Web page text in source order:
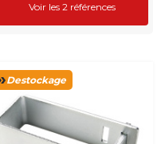
Voir les 2 références
Destockage